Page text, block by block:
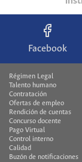
Facebook
Régimen Legal
Talento humano
Contratación
Ofertas de empleo
Rendición de cuentas
Concurso docente
Pago Virtual
Control interno
Calidad
Buzón de notificaciones